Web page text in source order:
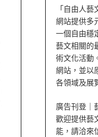
「自由人
網站提供多
一個自由穩
藝文相關的
術文化活動
網站，並以
各領域及展
廣告刊登｜
歡迎提供藝
能，請洽來